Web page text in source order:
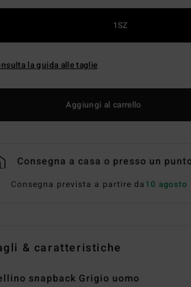
1SZ
la guida alle taglie
Aggiungi al carrello
Consegna a casa o presso un
Consegna prevista a partire da10 agosto
& caratteristiche
snapback Grigio uomo